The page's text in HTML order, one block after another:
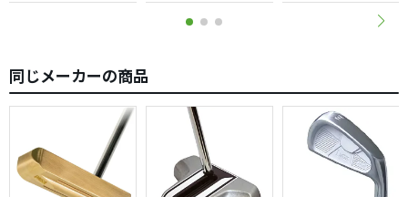
同じメーカーの商品